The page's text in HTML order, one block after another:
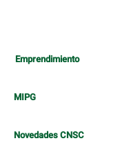
Emprendimiento
MIPG
Novedades CNSC